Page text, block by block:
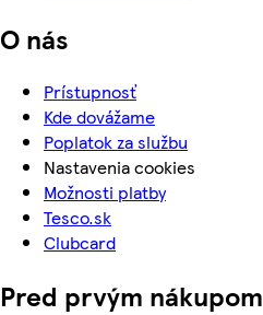
O nás
Prístupnosť
Kde dovážame
Poplatok za službu
Nastavenia cookies
Možnosti platby
Tesco.sk
Clubcard
Pred prvým nákupom